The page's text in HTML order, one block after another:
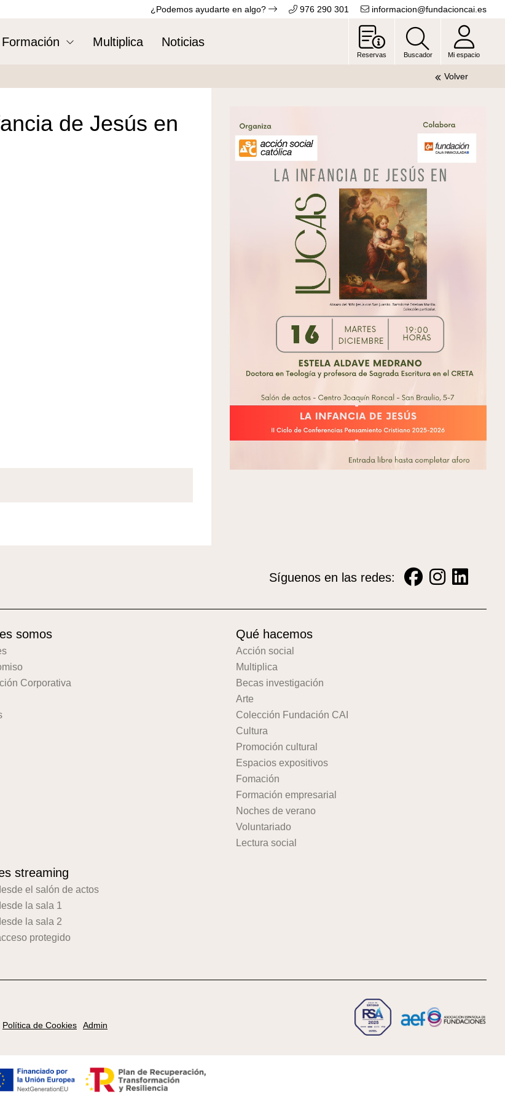
¿Podemos ayudarte en algo? 976 290 301 informacion@fundacioncai.es
Formación Multiplica Noticias
Reservas Buscador Mi espacio
Volver
de Jesús en
Síguenos en las redes:
somos
Corporativa
Qué hacemos
Acción social
Multiplica
Becas investigación
Arte
Colección Fundación CAI
Cultura
Promoción cultural
Espacios expositivos
Fomación
Formación empresarial
Noches de verano
Voluntariado
Lectura social
streaming
el salón de actos
la sala 1
la sala 2
protegido
Política de Cookies Admin